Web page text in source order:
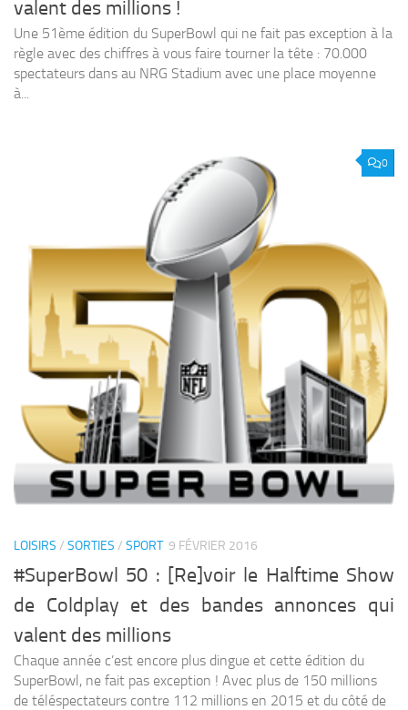
valent des millions !
Une 51ème édition du SuperBowl qui ne fait pas exception à la
règle avec des chiffres à vous faire tourner la tête : 70.000
spectateurs dans au NRG Stadium avec une place moyenne
à...
0
LOISIRS / SORTIES / SPORT 9 FÉVRIER 2016
#SuperBowl 50 : [Re]voir le Halftime Show
de Coldplay et des bandes annonces qui
valent des millions
Chaque année c’est encore plus dingue et cette édition du
SuperBowl, ne fait pas exception ! Avec plus de 150 millions
de téléspectateurs contre 112 millions en 2015 et du côté de